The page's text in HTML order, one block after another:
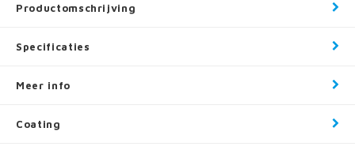
Productomschrijving
Specificaties
Meer info
Coating